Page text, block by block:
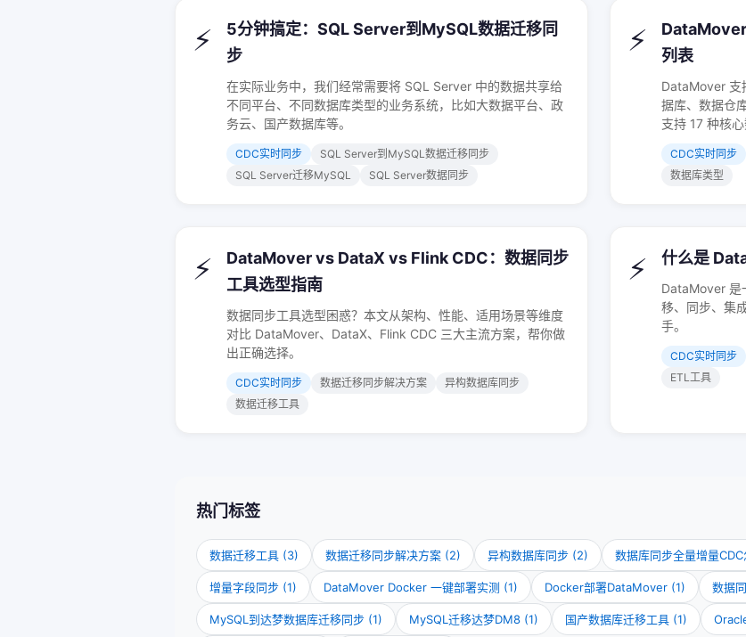
⚡
5分钟搞定：SQL Server到MySQL数据迁移同
步
在实际业务中，我们经常需要将 SQL Server 中的数据共享给
不同平台、不同数据库类型的业务系统，比如大数据平台、政
务云、国产数据库等。
CDC实时同步
SQL Server到MySQL数据迁移同步
SQL Server迁移MySQL
SQL Server数据同步
⚡
列表
DataMover 支
据库、数据仓
支持 17 种核心
CDC实时同步
数据库类型
⚡
DataMover vs DataX vs Flink CDC：数据同步
工具选型指南
数据同步工具选型困惑？本文从架构、性能、适用场景等维度
对比 DataMover、DataX、Flink CDC 三大主流方案，帮你做
出正确选择。
CDC实时同步 数据迁移同步解决方案
异构数据库同步
数据迁移工具
⚡ 什么是
DataMover 是
移、同步、集
手。
CDC实时同步
ETL工具
热门标签
数据迁移工具 (3) 数据迁移同步解决方案 (2) 异构数据库同步 (2) 数据库同步全量增量
增量字段同步 (1) DataMover Docker 一键部署实测 (1) Docker部署DataMover (1) 数据
MySQL到达梦数据库迁移同步 (1) MySQL迁移达梦DM8 (1) 国产数据库迁移工具 (1)